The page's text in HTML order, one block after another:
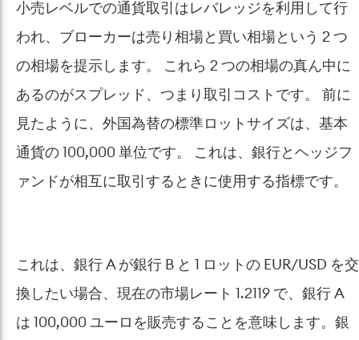
小売レベルでの通貨取引はレバレッジを利用して行
われ、ブローカーは売り相場と買い相場という 2 つ
の相場を提示します。 これら 2 つの相場の真ん中に
あるのがスプレッド、つまり取引コストです。 前に
見たように、外国為替の標準ロットサイズは、基本
通貨の 100,000 単位です。 これは、銀行とヘッジフ
ァンドが相互に取引するときに使用する指標です。
これは、銀行 A が銀行 B と 1 ロットの EUR/USD を交
換したい場合、現在の市場レート 1.2119 で、銀行 A
は 100,000 ユーロを販売することを意味します。銀